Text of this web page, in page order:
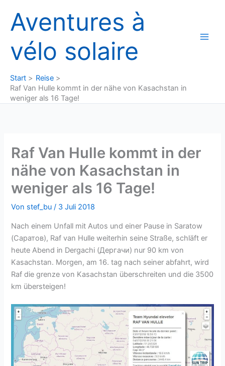
Inhalt
springen
Aventures à
vélo solaire
Start
Reise
Raf Van Hulle kommt in der nähe von Kasachstan in
weniger als 16 Tage!
Raf Van Hulle kommt in der
nähe von Kasachstan in
weniger als 16 Tage!
Von stef_bu/ 3 Juli 2018
Nach einem Unfall mit Autos und einer Pause in Saratow
(Саратов), Raf van Hulle weiterhin seine Straße, schläft er
heute Abend in Dergachi (Дергачи) nur 90 km von
Kasachstan. Morgen, am 16. tag nach seiner abfahrt, wird
Raf die grenze von Kasachstan überschreiten und die 3500
km übersteigen!